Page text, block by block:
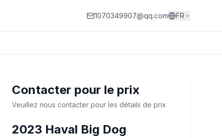
1070349907@qq.com FR
Contacter pour le prix
Veuillez nous contacter pour les détails de prix
2023 Haval Big Dog